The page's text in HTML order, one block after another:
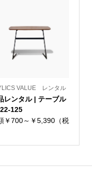
VALUE レンタル
レンタル | テーブル
125
￥700～￥5,390（税